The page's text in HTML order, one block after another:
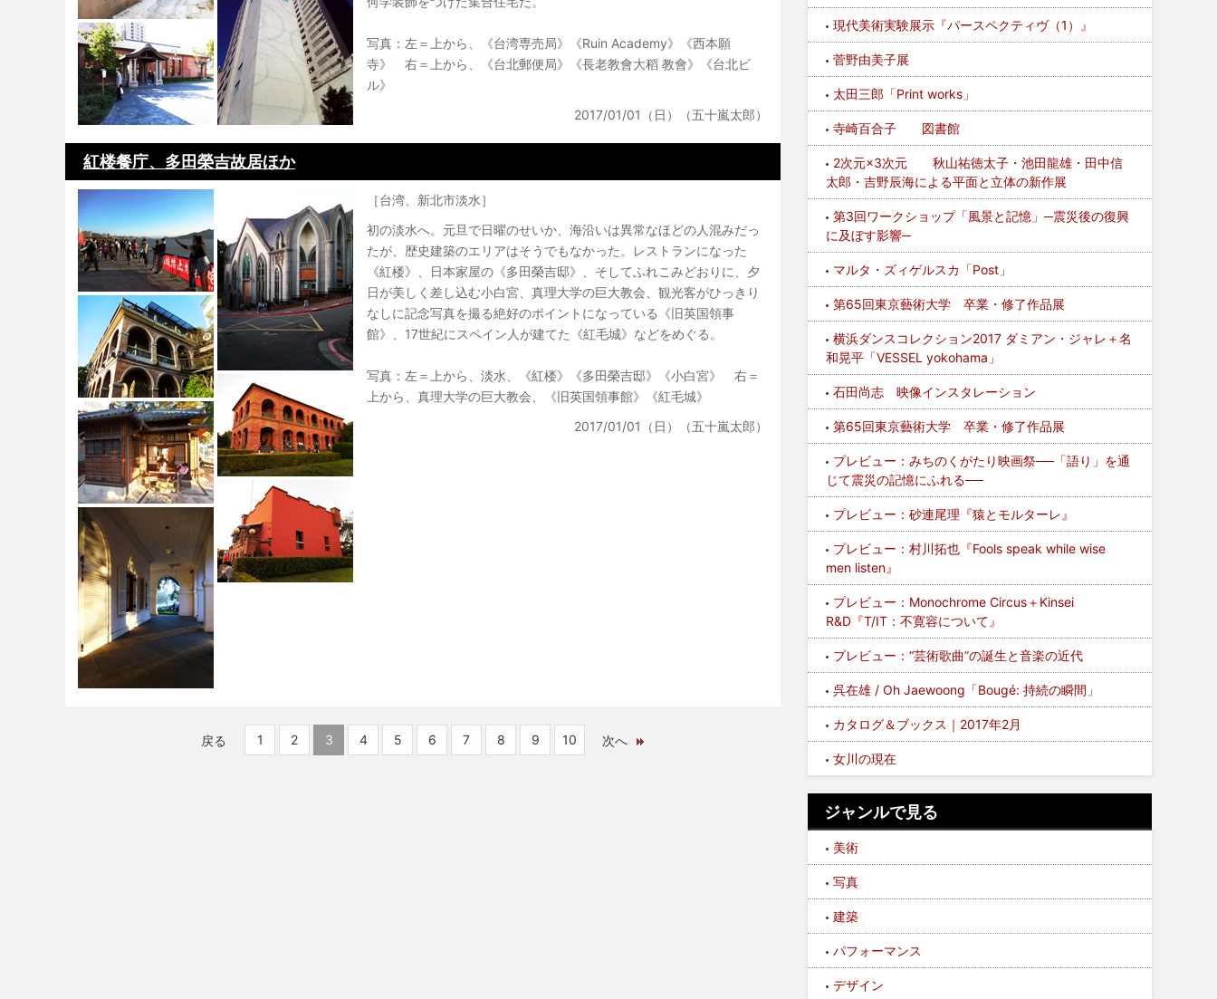
写真：左＝上から、《台湾専売局》《Ruin Academy》《西本願
寺》 右＝上から、《台北郵便局》《長老教會大稻 教會》《台北ビ
ル》
2017/01/01（日）（五十嵐太郎）
紅楼餐庁、多田榮吉故居ほか
［台湾、新北市淡水］
初の淡水へ。元旦で日曜のせいか、海沿いは異常なほどの人混みだっ
たが、歴史建築のエリアはそうでもなかった。レストランになった
《紅楼》、日本家屋の《多田榮吉邸》、そしてふれこみどおりに、夕
日が美しく差し込む小白宮、真理大学の巨大教会、観光客がひっきり
なしに記念写真を撮る絶好のポイントになっている《旧英国領事
館》、17世紀にスペイン人が建てた《紅毛城》などをめぐる。
写真：左＝上から、淡水、《紅楼》《多田榮吉邸》《小白宮》 右＝
上から、真理大学の巨大教会、《旧英国領事館》《紅毛城》
2017/01/01（日）（五十嵐太郎）
戻る 1 2 3 4 5 6 7 8 9 10 次へ
現代美術実験展示『パースペクティヴ（1）』
菅野由美子展
太田三郎「Print works」
寺崎百合子 図書館
2次元×3次元 秋山祐徳太子・池田龍雄・田中信
太郎・吉野辰海による平面と立体の新作展
第3回ワークショップ「風景と記憶」─震災後の復興
に及ぼす影響─
マルタ・ズィゲルスカ「Post」
第65回東京藝術大学 卒業・修了作品展
横浜ダンスコレクション2017 ダミアン・ジャレ＋名
和晃平「VESSEL yokohama」
石田尚志 映像インスタレーション
第65回東京藝術大学 卒業・修了作品展
プレビュー：みちのくがたり映画祭──「語り」を通
じて震災の記憶にふれる──
プレビュー：砂連尾理『猿とモルターレ』
プレビュー：村川拓也『Fools speak while wise
men listen』
プレビュー：Monochrome Circus＋Kinsei
R&D『T/IT：不寛容について』
プレビュー：“芸術歌曲”の誕生と音楽の近代
呉在雄 / Oh Jaewoong「Bougé: 持続の瞬間」
カタログ＆ブックス｜2017年2月
女川の現在
ジャンルで見る
美術
写真
建築
パフォーマンス
デザイン